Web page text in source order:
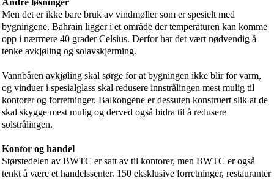
Andre løsninger
Men det er ikke bare bruk av vindmøller som er spesielt med
bygningene. Bahrain ligger i et område der temperaturen kan komme
opp i nærmere 40 grader Celsius. Derfor har det vært nødvendig å
tenke avkjøling og solavskjerming.
Vannbåren avkjøling skal sørge for at bygningen ikke blir for varm,
og vinduer i spesialglass skal redusere innstrålingen mest mulig til
kontorer og forretninger. Balkongene er dessuten konstruert slik at de
skal skygge mest mulig og derved også bidra til å redusere
solstrålingen.
Kontor og handel
Størstedelen av BWTC er satt av til kontorer, men BWTC er også
tenkt å være et handelssenter. 150 eksklusive forretninger, restauranter